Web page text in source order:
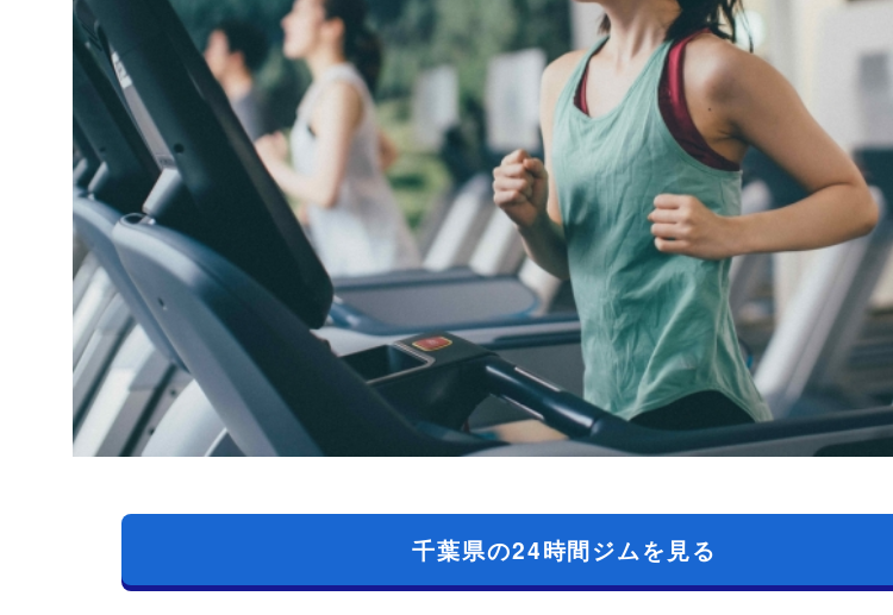
千葉県の24時間ジムを見る